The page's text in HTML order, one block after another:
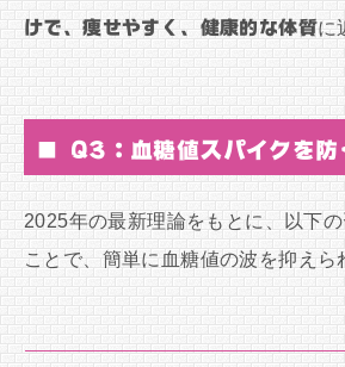
けで、痩せやすく、健康的な体質に
■ Q3：血糖値スパイクを防
2025年の最新理論をもとに、以下
ことで、簡単に血糖値の波を抑えら